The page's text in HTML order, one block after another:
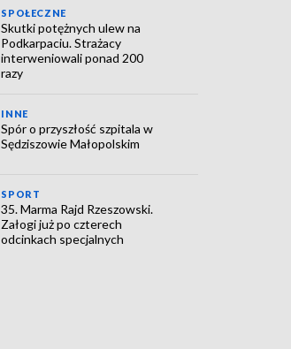
SPOŁECZNE
Skutki potężnych ulew na
Podkarpaciu. Strażacy
interweniowali ponad 200
razy
INNE
Spór o przyszłość szpitala w
Sędziszowie Małopolskim
SPORT
35. Marma Rajd Rzeszowski.
Załogi już po czterech
odcinkach specjalnych